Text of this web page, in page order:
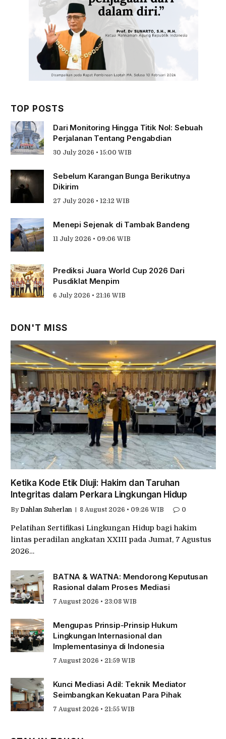
TOP POSTS
Dari Monitoring Hingga Titik Nol: Sebuah
Perjalanan Tentang Pengabdian
30 July 2026 • 15:00 WIB
Sebelum Karangan Bunga Berikutnya
Dikirim
27 July 2026 • 12:12 WIB
Menepi Sejenak di Tambak Bandeng
11 July 2026 • 09:06 WIB
Prediksi Juara World Cup 2026 Dari
Pusdiklat Menpim
6 July 2026 • 21:16 WIB
DON'T MISS
Ketika Kode Etik Diuji: Hakim dan Taruhan
Integritas dalam Perkara Lingkungan Hidup
By Dahlan Suherlan 8 August 2026 • 09:26 WIB 0
Pelatihan Sertifikasi Lingkungan Hidup bagi hakim
lintas peradilan angkatan XXIII pada Jumat, 7 Agustus
2026…
BATNA & WATNA: Mendorong Keputusan
Rasional dalam Proses Mediasi
7 August 2026 • 23:08 WIB
Mengupas Prinsip-Prinsip Hukum
Lingkungan Internasional dan
Implementasinya di Indonesia
7 August 2026 • 21:59 WIB
Kunci Mediasi Adil: Teknik Mediator
Seimbangkan Kekuatan Para Pihak
7 August 2026 • 21:55 WIB